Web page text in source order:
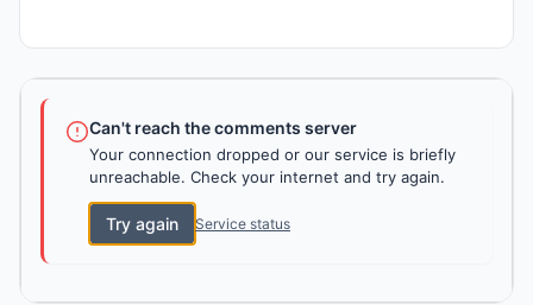
Can't reach the comments server
Your connection dropped or our service is briefly
unreachable. Check your internet and try again.
Try again Service status